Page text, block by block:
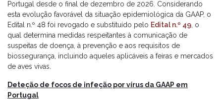
Portugal desde o final de dezembro de 2026. Considerando
esta evolução favorável da situação epidemiológica da GAAP, o
Edital n.º 48 foi revogado e substituído pelo Edital n.º 49 , o
qual determina medidas respeitantes à comunicação de
suspeitas de doença, à prevenção e aos requisitos de
biossegurança, incluindo aqueles aplicáveis a feiras e mercados
de aves vivas.
Deteção de focos de infeção por vírus da GAAP em
Portugal